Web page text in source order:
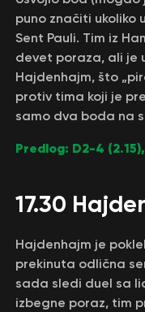
puno značiti ukoliko
Sent Pauli. Tim iz
devet poraza, ali je
Hajdenhajm, što
protiv tima koji je
samo dva boda na
Predlog: D2-4
17.30
Hajdenhajm je
prekinuta odlična
sada sledi duel sa
izbegne poraz, tim